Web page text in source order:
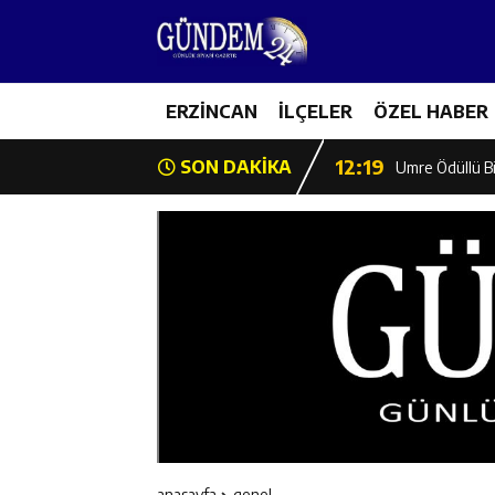
ERZİNCAN İLÇELER ÖZEL HABER
SON DAKİKA
17:03 Erzincan
12:19 Umre Ödüllü
12:17 Üzümlü’de
12:16 Vali
Geleceğin